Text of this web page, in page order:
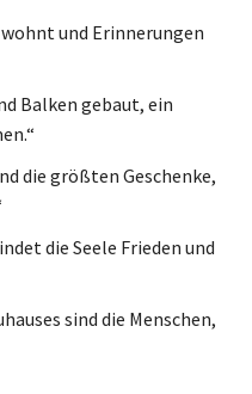
wohnt und Erinnerungen
Balken gebaut, ein
die größten Geschenke,
die Seele Frieden und
sind die Menschen,